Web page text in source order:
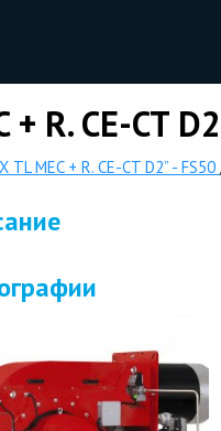
R. CE-CT
TL MEC + R. CE-CT D2” - FS50